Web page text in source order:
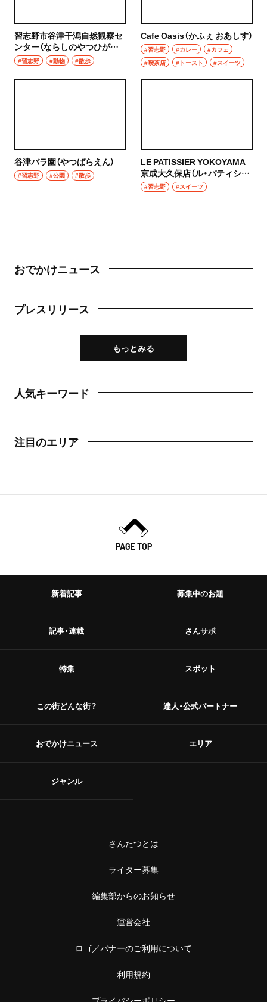
習志野市谷津干潟自然観察セ
ンター（ならしのやつひがた
しぜんかんさつせんたー）
#習志野 #動物 #散歩
Cafe Oasis（かふぇ おあしす）
#習志野 #カレー
#カフェ
#喫茶店
#トースト #スイーツ
谷津バラ園（やつばらえん）
#習志野 #公園 #散歩
LE PATISSIER YOKOYAMA
京成大久保店（ル・パティシ
エ ヨコヤマ）
#習志野 #スイーツ
おでかけニュース
プレスリリース
もっとみる
人気キーワード
注目のエリア
PAGE TOP
新着記事
記事・連載
特集
この街どんな街？
おでかけニュース
募集中のお題
さんサポ
スポット
達人・公式パートナー
エリア
ジャンル
さんたつとは
ライター募集
編集部からのお知らせ
運営会社
ロゴ／バナーのご利用について
利用規約